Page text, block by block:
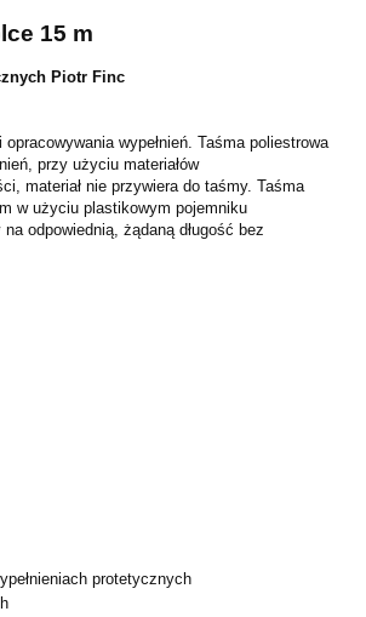
15 m
Piotr Finc
wypełnień. Taśma poliestrowa
przy użyciu materiałów
materiał nie przywiera do taśmy. Taśma
w użyciu plastikowym pojemniku
odpowiednią, żądaną długość bez
protetycznych